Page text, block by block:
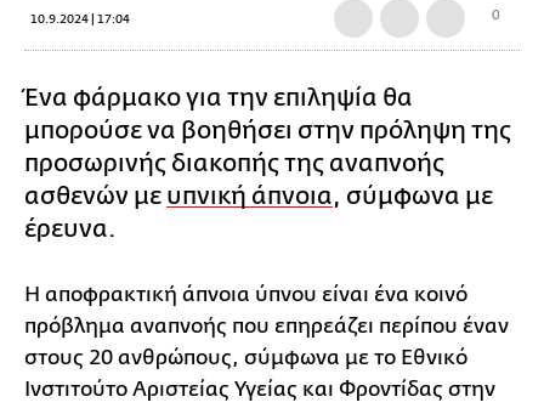
10.9.2024 | 17:04 0
Ένα φάρμακο για την επιληψία θα
μπορούσε να βοηθήσει στην πρόληψη της
προσωρινής διακοπής της αναπνοής
ασθενών με υπνική άπνοια, σύμφωνα με
έρευνα.
Η αποφρακτική άπνοια ύπνου είναι ένα κοινό
πρόβλημα αναπνοής που επηρεάζει περίπου έναν
στους 20 ανθρώπους, σύμφωνα με το Εθνικό
Ινστιτούτο Αριστείας Υγείας και Φροντίδας στην